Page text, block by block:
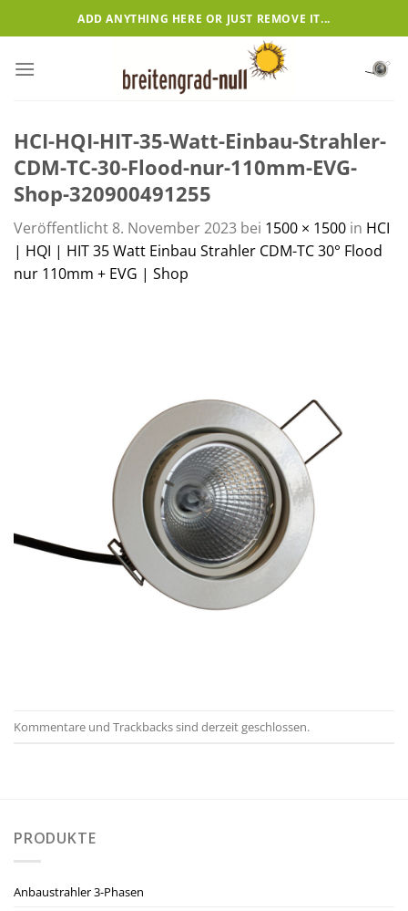
Inhalt
ADD ANYTHING HERE OR JUST REMOVE IT...
HCI-HQI-HIT-35-Watt-Einbau-Strahler-
CDM-TC-30-Flood-nur-110mm-EVG-
Shop-320900491255
Veröffentlicht 8. November 2023 bei 1500 × 1500 in HCI
| HQI | HIT 35 Watt Einbau Strahler CDM-TC 30° Flood
nur 110mm + EVG | Shop
Kommentare und Trackbacks sind derzeit geschlossen.
PRODUKTE
Anbaustrahler 3-Phasen